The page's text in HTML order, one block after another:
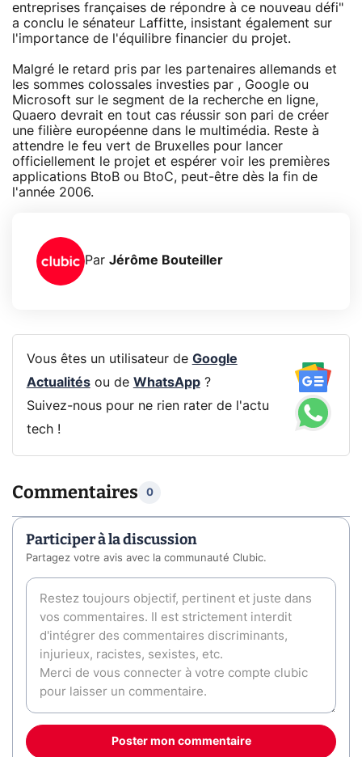
entreprises françaises de répondre à ce nouveau défi"
a conclu le sénateur Laffitte, insistant également sur
l'importance de l'équilibre financier du projet.
Malgré le retard pris par les partenaires allemands et
les sommes colossales investies par , Google ou
Microsoft sur le segment de la recherche en ligne,
Quaero devrait en tout cas réussir son pari de créer
une filière européenne dans le multimédia. Reste à
attendre le feu vert de Bruxelles pour lancer
officiellement le projet et espérer voir les premières
applications BtoB ou BtoC, peut-être dès la fin de
l'année 2006.
Par Jérôme Bouteiller
Vous êtes un utilisateur de Google
Actualitésou de WhatsApp?
Suivez-nous pour ne rien rater de l'actu
tech !
Commentaires 0
Participer à la discussion
Partagez votre avis avec la communauté Clubic.
Poster mon commentaire